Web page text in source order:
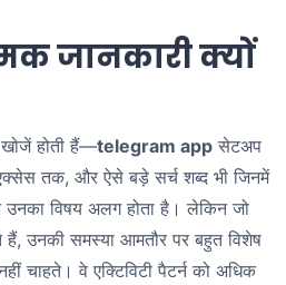
जानकारी क्यों
होती हैं—telegram app सेटअप
तक, और ऐसे बड़े सर्च शब्द भी जिनमें
विषय अलग होता है। लेकिन जो
उनकी समस्या आमतौर पर बहुत विशेष
चाहते। वे एक्टिविटी पैटर्न को अधिक